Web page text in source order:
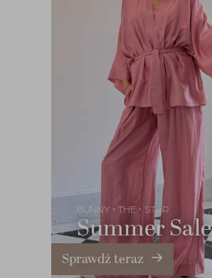
BUNNY • THE • STAR
Summer Sale
Sprawdź teraz